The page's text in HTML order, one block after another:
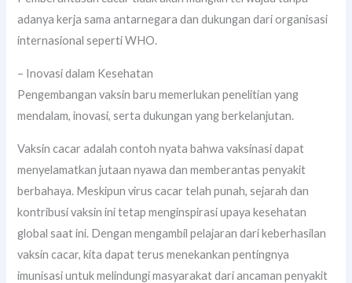
adanya kerja sama antarnegara dan dukungan dari organisasi
internasional seperti WHO.
– Inovasi dalam Kesehatan
Pengembangan vaksin baru memerlukan penelitian yang
mendalam, inovasi, serta dukungan yang berkelanjutan.
Vaksin cacar adalah contoh nyata bahwa vaksinasi dapat
menyelamatkan jutaan nyawa dan memberantas penyakit
berbahaya. Meskipun virus cacar telah punah, sejarah dan
kontribusi vaksin ini tetap menginspirasi upaya kesehatan
global saat ini. Dengan mengambil pelajaran dari keberhasilan
vaksin cacar, kita dapat terus menekankan pentingnya
imunisasi untuk melindungi masyarakat dari ancaman penyakit